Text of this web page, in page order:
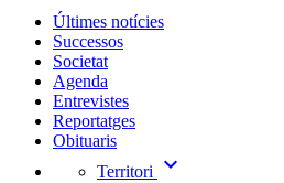
Últimes notícies
Successos
Societat
Agenda
Entrevistes
Reportatges
Obituaris
Territori
expand_more